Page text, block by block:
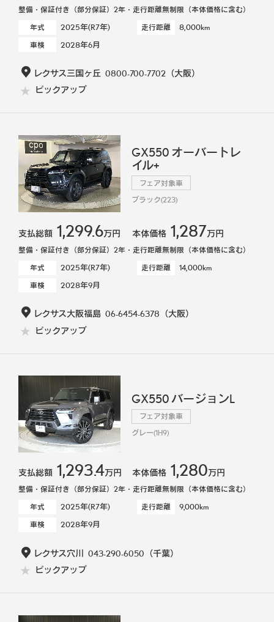
整備・保証付き（部分保証）2年・走行距離無制限（本体価格に含む）
年式
2025年(R7年) 走行距離 8,000km
車検 2028年6月
レクサス三国ヶ丘 0800-700-7702 （大阪）
ピックアップ
GX550 オーバートレ
イル+
フェア対象車
ブラック(223)
支払総額 1,299.6万円 本体価格 1,287万円
整備・保証付き（部分保証）2年・走行距離無制限（本体価格に含む）
年式
2025年(R7年) 走行距離 14,000km
車検 2028年9月
レクサス大阪福島 06-6454-6378 （大阪）
ピックアップ
GX550 バージョンL
フェア対象車
グレー(1H9)
支払総額 1,293.4万円 本体価格 1,280万円
整備・保証付き（部分保証）2年・走行距離無制限（本体価格に含む）
年式
2025年(R7年) 走行距離 9,000km
車検 2028年9月
レクサス穴川 043-290-6050 （千葉）
ピックアップ